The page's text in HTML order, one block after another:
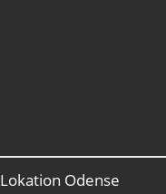
Lokation Odense